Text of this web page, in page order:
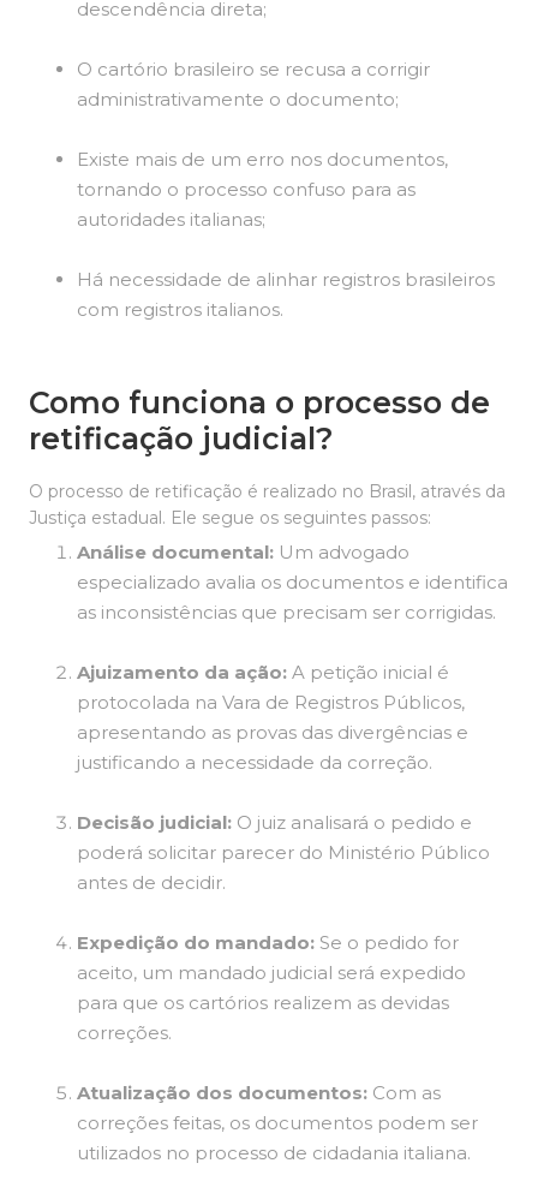
descendência direta;
O cartório brasileiro se recusa a corrigir
administrativamente o documento;
Existe mais de um erro nos documentos,
tornando o processo confuso para as
autoridades italianas;
Há necessidade de alinhar registros brasileiros
com registros italianos.
Como funciona o processo de
retificação judicial?
O processo de retificação é realizado no Brasil, através da
Justiça estadual. Ele segue os seguintes passos:
Análise documental: Um advogado
especializado avalia os documentos e identifica
as inconsistências que precisam ser corrigidas.
Ajuizamento da ação: A petição inicial é
protocolada na Vara de Registros Públicos,
apresentando as provas das divergências e
justificando a necessidade da correção.
Decisão judicial: O juiz analisará o pedido e
poderá solicitar parecer do Ministério Público
antes de decidir.
Expedição do mandado: Se o pedido for
aceito, um mandado judicial será expedido
para que os cartórios realizem as devidas
correções.
Atualização dos documentos: Com as
correções feitas, os documentos podem ser
utilizados no processo de cidadania italiana.